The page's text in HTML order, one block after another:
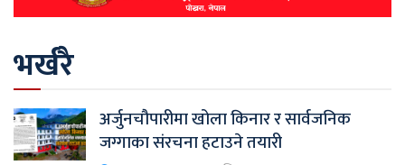
भर्खरै
अर्जुनचौपारीमा खोला किनार र सार्वजनिक
जग्गाका संरचना हटाउने तयारी